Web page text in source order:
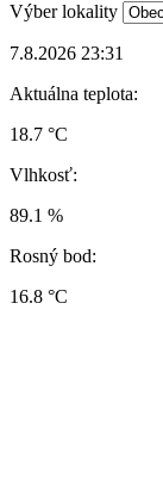
Výber lokality
7.8.2026 23:31
Aktuálna teplota:
18.7 °C
Vlhkosť:
89.1 %
Rosný bod:
16.8 °C